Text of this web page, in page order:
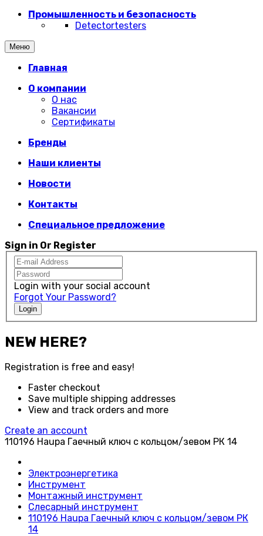
Промышленность и безопасность
Detectortesters
Меню
Главная
О компании
О нас
Вакансии
Сертификаты
Бренды
Наши клиенты
Новости
Контакты
Специальное предложение
Sign in Or Register
Login with your social account
Forgot Your Password?
Login
NEW HERE?
Registration is free and easy!
Faster checkout
Save multiple shipping addresses
View and track orders and more
Create an account
110196 Haupa Гаечный ключ с кольцом/зевом РК 14
Электроэнергетика
Инструмент
Монтажный инструмент
Слесарный инструмент
110196 Haupa Гаечный ключ с кольцом/зевом РК
14